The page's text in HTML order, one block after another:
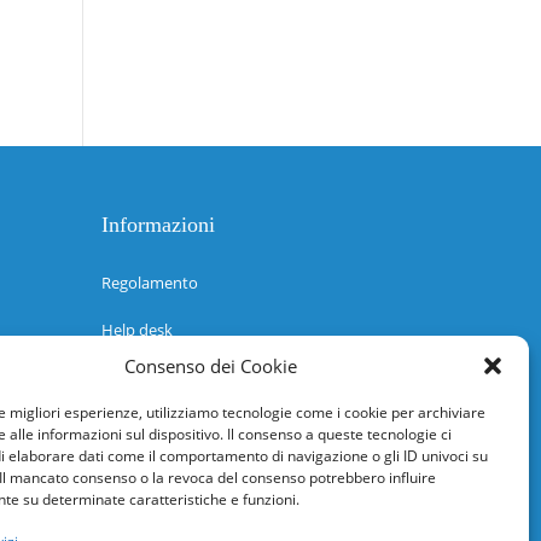
Consenso dei Cookie
migliori esperienze, utilizziamo tecnologie come i cookie per archiviare
alle informazioni sul dispositivo. Il consenso a queste tecnologie ci
elaborare dati come il comportamento di navigazione o gli ID univoci su
mancato consenso o la revoca del consenso potrebbero influire
su determinate caratteristiche e funzioni.
Informazioni
Regolamento
Help desk
Guida rapida
Richiesta di inserimento nuova scuola
adesioni@osservatorionline.it